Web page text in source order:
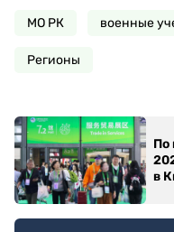
МО РК военные
Регионы
По
в